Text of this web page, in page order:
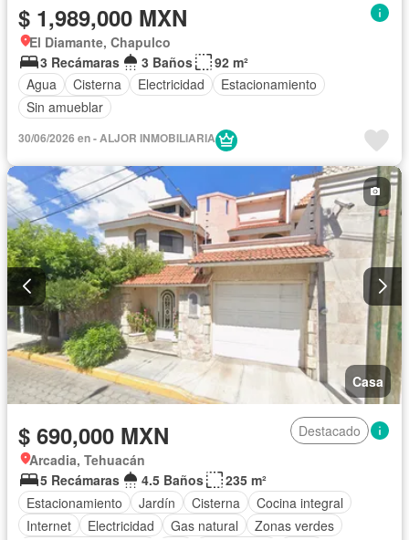
$ 1,989,000 MXN
El Diamante, Chapulco
3 Recámaras
3 Baños
92 m²
Agua
Cisterna Electricidad
Estacionamiento
Sin amueblar
30/06/2026 en - ALJOR INMOBILIARIA
Casa
$ 690,000 MXN
Destacado
Arcadia, Tehuacán
5 Recámaras
4.5 Baños
235 m²
Estacionamiento
Jardín Cisterna
Cocina integral
Internet
Electricidad Gas natural
Zonas verdes